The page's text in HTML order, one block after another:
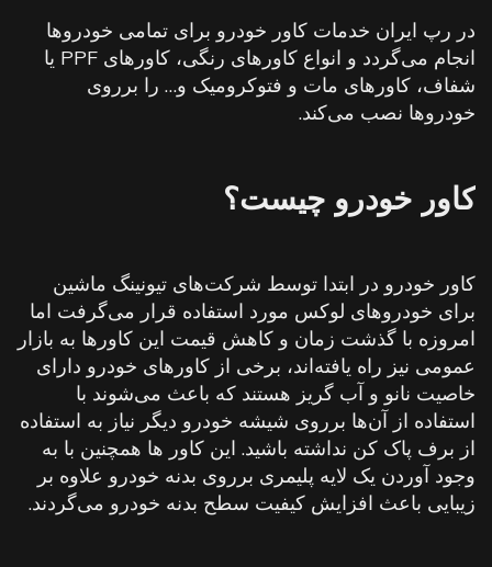
در رپ ایران خدمات کاور خودرو برای تمامی خودروها
انجام می‌گردد و انواع کاورهای رنگی، کاورهای PPF یا
شفاف، کاورهای مات و فتوکرومیک و… را برروی
خودروها نصب می‌کند.
کاور خودرو چیست؟
کاور خودرو در ابتدا توسط شرکت‌های تیونینگ ماشین
برای خودروهای لوکس مورد استفاده قرار می‌گرفت اما
امروزه با گذشت زمان و کاهش قیمت‌ این کاورها به بازار
عمومی نیز راه یافته‌اند، برخی از کاورهای خودرو دارای
خاصیت نانو و آب گریز هستند که باعث می‌شوند با
استفاده از آن‌ها برروی شیشه خودرو دیگر نیاز به استفاده
از برف پاک‌ کن نداشته باشید. این کاور ها همچنین با به
وجود آوردن یک لایه پلیمری برروی بدنه خودرو علاوه بر
زیبایی باعث افزایش کیفیت سطح بدنه خودرو می‌گردند.